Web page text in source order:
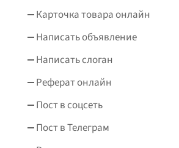
Карточка товара онлайн
Написать объявление
Написать слоган
Реферат онлайн
Пост в соцсеть
Пост в Телеграм